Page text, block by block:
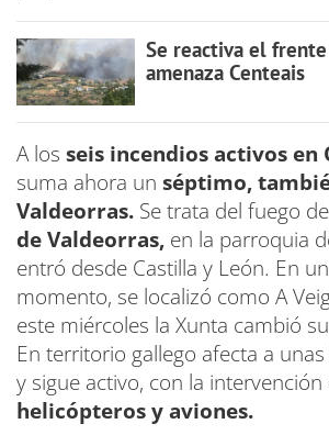
Se reactiva el
amenaza Centeais
A los seis incendios activos en
suma ahora un séptimo,
Valdeorras. Se trata del fuego de
de Valdeorras, en la parroquia
entró desde Castilla y León. En
momento, se localizó como A
este miércoles la Xunta cambió
En territorio gallego afecta a unas
y sigue activo, con la intervención
helicópteros y aviones.